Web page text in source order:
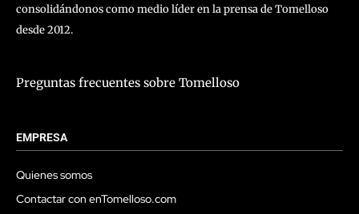
consolidándonos como medio líder en la prensa de Tomelloso
desde 2012.
Preguntas frecuentes sobre Tomelloso
EMPRESA
Quienes somos
Contactar con enTomelloso.com